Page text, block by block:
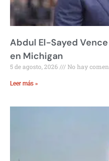
Abdul El-Sayed
en Michigan
5 de agosto, 2026 No hay
Leer más »